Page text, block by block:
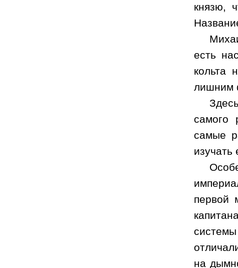
князю,
есть
кольта
лишним
самого
самые
изучать
первой
на